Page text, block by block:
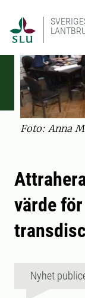
Foto: Anna
värde
Nyhet